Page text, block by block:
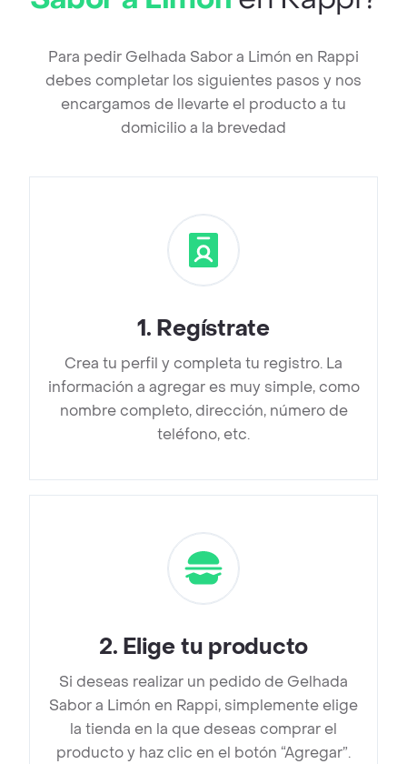
Para pedir Gelhada Sabor a Limón en Rappi
debes completar los siguientes pasos y nos
encargamos de llevarte el producto a tu
domicilio a la brevedad
1. Regístrate
Crea tu perfil y completa tu registro. La
información a agregar es muy simple, como
nombre completo, dirección, número de
teléfono, etc.
2. Elige tu producto
Si deseas realizar un pedido de Gelhada
Sabor a Limón en Rappi, simplemente elige
la tienda en la que deseas comprar el
producto y haz clic en el botón “Agregar”.